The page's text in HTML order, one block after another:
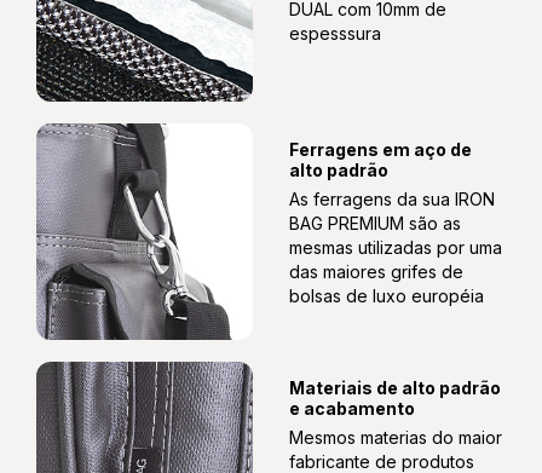
DUAL com 10mm de
espesssura
Ferragens em aço de
alto padrão
As ferragens da sua IRON
BAG PREMIUM são as
mesmas utilizadas por uma
das maiores grifes de
bolsas de luxo européia
Materiais de alto padrão
e acabamento
Mesmos materias do maior
fabricante de produtos